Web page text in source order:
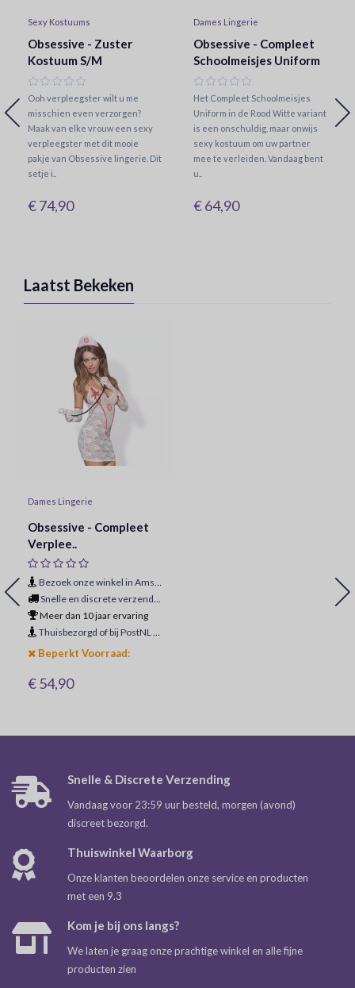
Sexy Kostuums
Obsessive - Zuster
Kostuum S/M
Ooh verpleegster wilt u me
misschien even verzorgen?
Maak van elke vrouw een sexy
verpleegster met dit mooie
pakje van Obsessive lingerie. Dit
setje i..
€ 74,90
Dames Lingerie
Obsessive - Compleet
Schoolmeisjes Uniform
Het Compleet Schoolmeisjes
Uniform in de Rood Witte variant
is een onschuldig, maar onwijs
sexy kostuum om uw partner
mee te verleiden. Vandaag bent
u..
€ 64,90
Laatst Bekeken
Dames Lingerie
Obsessive - Compleet
Verplee..
Bezoek onze winkel in Amsterdam
Snelle en discrete verzending
Meer dan 10 jaar ervaring
Thuisbezorgd of bij PostNL ophaalpunt
Beperkt Voorraad:
€ 54,90
Snelle & Discrete Verzending
Vandaag voor 23:59 uur besteld, morgen (avond)
discreet bezorgd.
Thuiswinkel Waarborg
Onze klanten beoordelen onze service en producten
met een 9.3
Kom je bij ons langs?
We laten je graag onze prachtige winkel en alle fijne
producten zien